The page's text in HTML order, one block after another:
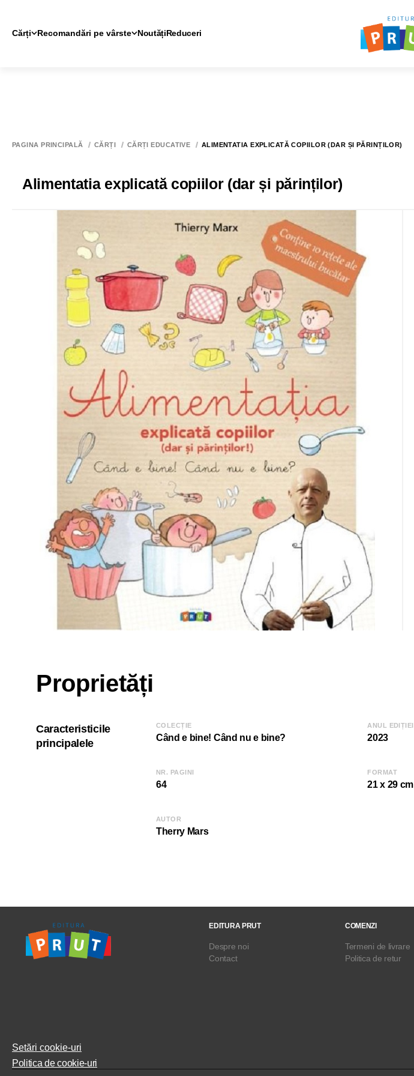
Cărți Recomandări pe vârste NoutățiReduceri
PAGINA PRINCIPALĂ CĂRȚI CĂRȚI EDUCATIVE ALIMENTATIA EXPLICATĂ COPIILOR (DAR ȘI PĂRINȚILOR)
Alimentatia explicată copiilor (dar și părinților)
Proprietăți
Caracteristicile
principalele
COLECȚIE
Când e bine! Când nu e bine?
ANUL EDIȚIEI
2023
NR. PAGINI
64
FORMAT
21 x 29 cm
AUTOR
Therry Mars
EDITURA PRUT
Despre noi
Contact
COMENZI
Termeni de livrare
Politica de retur
Setări cookie-uri
Politica de cookie-uri